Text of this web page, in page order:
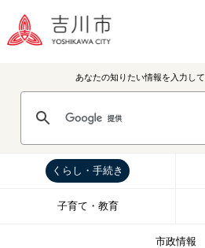
あなたの知りたい情報を入力して
くらし・手続き
子育て・教育
市政情報